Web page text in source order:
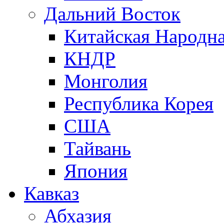
Дальний Восток
Китайская
КНДР
Монголия
Республика Корея
США
Тайвань
Япония
Кавказ
Абхазия